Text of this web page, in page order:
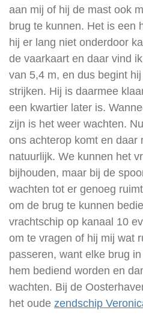
aan mij of hij de mast ook
brug te kunnen. Het is een
hij er lang niet onderdoor
de vaarkaart en daar vind
van 5,4 m, en dus begint
strijken. Hij is daarmee
een kwartier later is.
zijn is het weer wachten.
ons achterop komt en daar
natuurlijk. We kunnen het
bijhouden, maar bij de
wachten tot er genoeg
om de brug te kunnen
vrachtschip op kanaal 10
om te vragen of hij mij wat
passeren, want elke brug
hem bediend worden en
wachten. Bij de
het oude zendschip